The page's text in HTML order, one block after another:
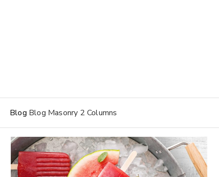
Blog Blog Masonry 2 Columns